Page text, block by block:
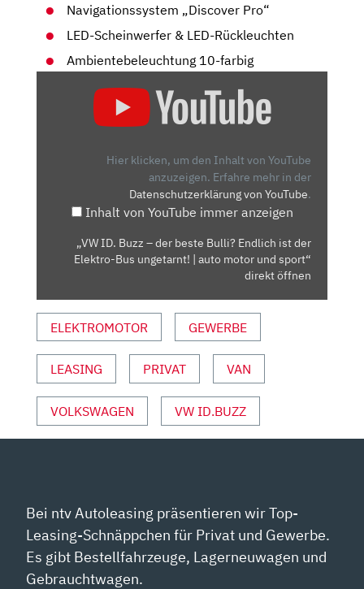
Navigationssystem „Discover Pro“
LED-Scheinwerfer & LED-Rückleuchten
Ambientebeleuchtung 10-farbig
ENDLICH
UNGETARNT!
AUTO
MOTOR
SPORT“
VON
Hier klicken, um den Inhalt von YouTube
anzuzeigen. Erfahre mehr in der
Datenschutzerklärung von YouTube.
Inhalt von YouTube immer anzeigen
„VW ID. Buzz – der beste Bulli? Endlich ist der
Elektro-Bus ungetarnt! | auto motor und sport“
direkt öffnen
ELEKTROMOTOR GEWERBE
LEASING PRIVAT VAN
VOLKSWAGEN VW ID.BUZZ
Bei ntv Autoleasing präsentieren wir Top-
Leasing-Schnäppchen für Privat und Gewerbe.
Es gibt Bestellfahrzeuge, Lagerneuwagen und
Gebrauchtwagen.